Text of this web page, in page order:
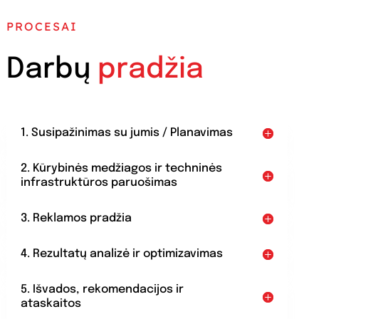
PROCESAI
Darbų pradžia
1. Susipažinimas su jumis / Planavimas
2. Kūrybinės medžiagos ir techninės
infrastruktūros paruošimas
3. Reklamos pradžia
4. Rezultatų analizė ir optimizavimas
5. Išvados, rekomendacijos ir
ataskaitos